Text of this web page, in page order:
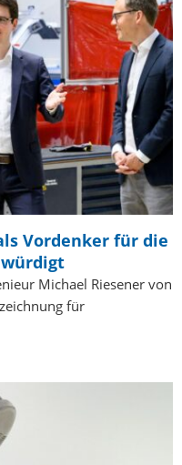
Vordenker für die
Michael Riesener von
für